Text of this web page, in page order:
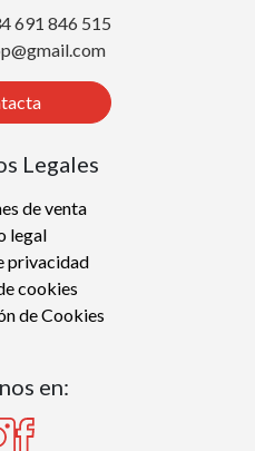
691 846 515
Legales
de venta
legal
privacidad
cookies
de Cookies
en: